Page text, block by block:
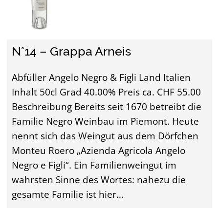
N°14 – Grappa Arneis
Abfüller Angelo Negro & Figli Land Italien
Inhalt 50cl Grad 40.00% Preis ca. CHF 55.00
Beschreibung Bereits seit 1670 betreibt die
Familie Negro Weinbau im Piemont. Heute
nennt sich das Weingut aus dem Dörfchen
Monteu Roero „Azienda Agricola Angelo
Negro e Figli“. Ein Familienweingut im
wahrsten Sinne des Wortes: nahezu die
gesamte Familie ist hier…